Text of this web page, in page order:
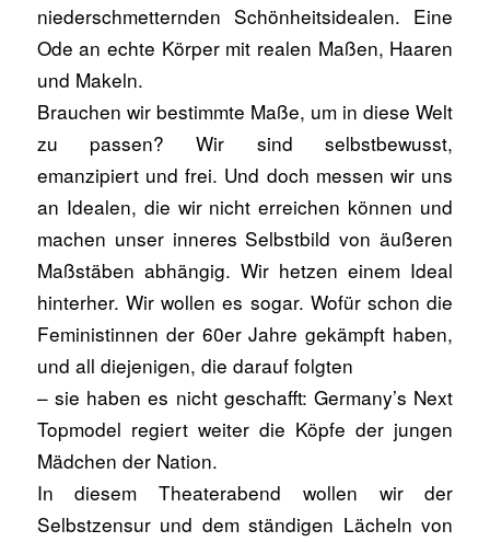
niederschmetternden Schönheitsidealen. Eine
Ode an echte Körper mit realen Maßen, Haaren
und Makeln.
Brauchen wir bestimmte Maße, um in diese Welt
zu passen? Wir sind selbstbewusst,
emanzipiert und frei. Und doch messen wir uns
an Idealen, die wir nicht erreichen können und
machen unser inneres Selbstbild von äußeren
Maßstäben abhängig. Wir hetzen einem Ideal
hinterher. Wir wollen es sogar. Wofür schon die
Feministinnen der 60er Jahre gekämpft haben,
und all diejenigen, die darauf folgten
– sie haben es nicht geschafft: Germany’s Next
Topmodel regiert weiter die Köpfe der jungen
Mädchen der Nation.
In diesem Theaterabend wollen wir der
Selbstzensur und dem ständigen Lächeln von